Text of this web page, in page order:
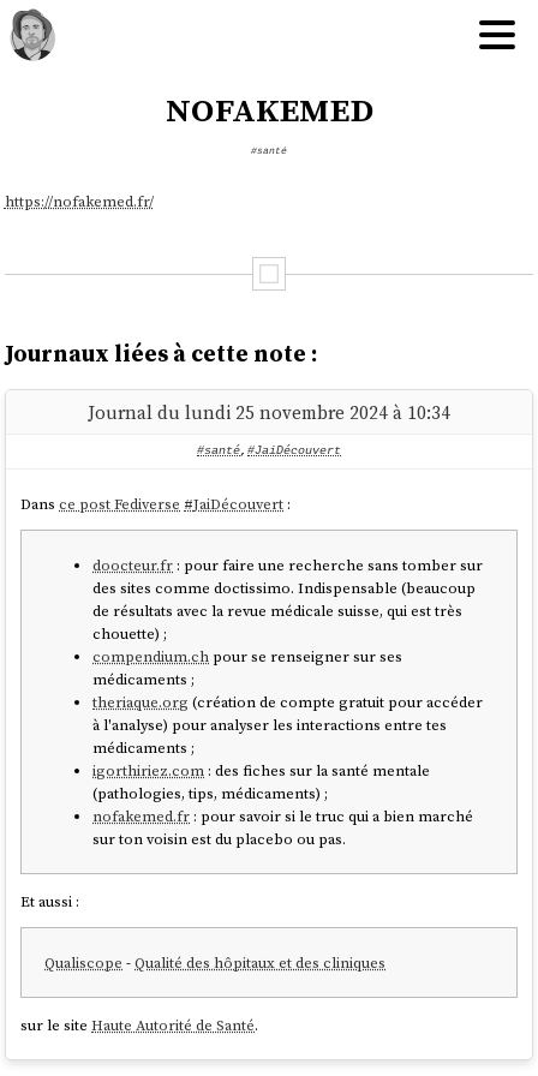
nofakemed
#santé
https://nofakemed.fr/
Journaux liées à cette note :
Journal du lundi 25 novembre 2024 à 10:34
#santé, #JaiDécouvert
Dansce post Fediverse #JaiDécouvert :
doocteur.fr : pour faire une recherche sans tomber sur
des sites comme doctissimo. Indispensable (beaucoup
de résultats avec la revue médicale suisse, qui est très
chouette) ;
compendium.ch pour se renseigner sur ses
médicaments ;
theriaque.org (création de compte gratuit pour accéder
à l'analyse) pour analyser les interactions entre tes
médicaments ;
igorthiriez.com : des fiches sur la santé mentale
(pathologies, tips, médicaments) ;
nofakemed.fr : pour savoir si le truc qui a bien marché
sur ton voisin est du placebo ou pas.
Et aussi :
Qualiscope -Qualité des hôpitaux et des cliniques
sur le siteHaute Autorité de Santé.